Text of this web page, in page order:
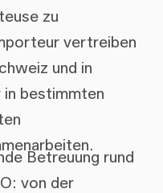
zu
vertreiben
und in
bestimmten
Betreuung rund
von der